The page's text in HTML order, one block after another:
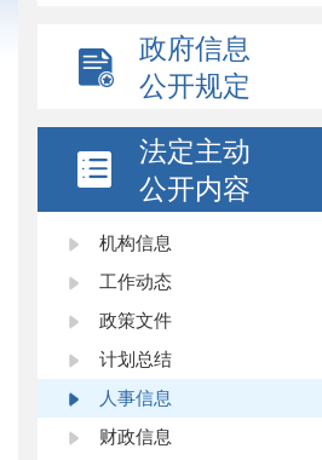
政府信息
公开规定
法定主动
公开内容
机构信息
工作动态
政策文件
计划总结
人事信息
财政信息